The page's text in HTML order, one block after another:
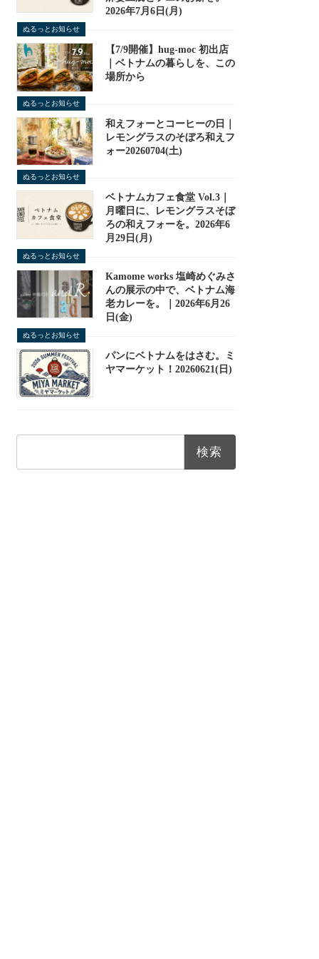
2026年7月6日(月)
ぬるっとお知らせ
【7/9開催】hug-moc 初出店
｜ベトナムの暮らしを、この
場所から
ぬるっとお知らせ
和えフォーとコーヒーの日｜
レモングラスのそぼろ和えフ
ォー20260704(土)
ぬるっとお知らせ
ベトナムカフェ食堂 Vol.3｜
月曜日に、レモングラスそぼ
ろの和えフォーを。2026年6
月29日(月)
ぬるっとお知らせ
Kamome works 塩崎めぐみさ
んの展示の中で、ベトナム海
老カレーを。｜2026年6月26
日(金)
ぬるっとお知らせ
パンにベトナムをはさむ。ミ
ヤマーケット！20260621(日)